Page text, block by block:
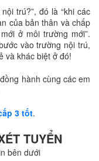
trú?”, đó là “khi các
của bản thân và chấp
ở môi trường mới”.
vào trường nội trú,
và khác biệt ở đó!
hành cùng các em
3 tốt.
TUYỂN
bên dưới